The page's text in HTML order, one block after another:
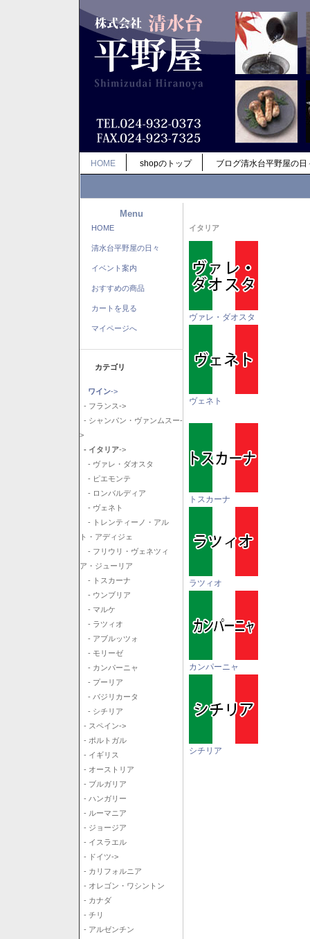
HOME shopのトップ ブログ清水台平野屋の日
Menu
HOME
清水台平野屋の日々
イベント案内
おすすめの商品
カートを見る
マイページへ
カテゴリ
ワイン->
- フランス->
- シャンパン・ヴァンムスー-
>
- イタリア->
- ヴァレ・ダオスタ
- ピエモンテ
- ロンバルディア
- ヴェネト
- トレンティーノ・アル
ト・アディジェ
- フリウリ・ヴェネツィ
ア・ジューリア
- トスカーナ
- ウンブリア
- マルケ
- ラツィオ
- アブルッツォ
- モリーゼ
- カンパーニャ
- プーリア
- バジリカータ
- シチリア
- スペイン->
- ポルトガル
- イギリス
- オーストリア
- ブルガリア
- ハンガリー
- ルーマニア
- ジョージア
- イスラエル
- ドイツ->
- カリフォルニア
- オレゴン・ワシントン
- カナダ
- チリ
- アルゼンチン
イタリア
ヴァレ・ダオスタ
ヴェネト
トスカーナ
ラツィオ
カンパーニャ
シチリア